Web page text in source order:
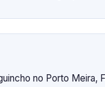
no Porto Meira,